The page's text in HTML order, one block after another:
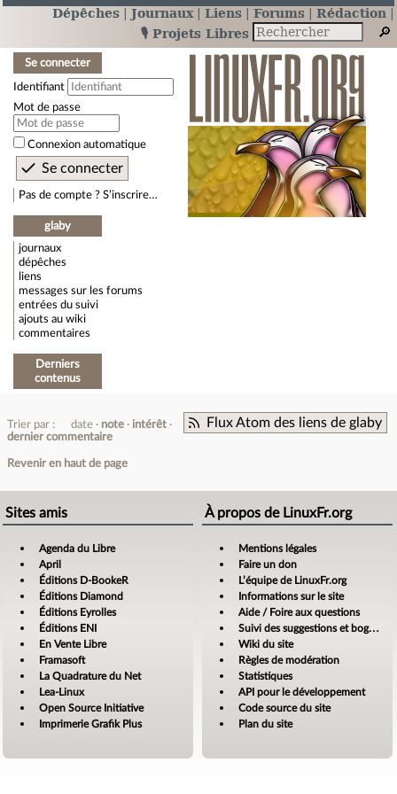
Dépêches Journaux Liens Forums
Rédaction
🎙️ Projets Libres
Se connecter
Identifiant
Mot de passe
Connexion automatique
Pas de compte ? S’inscrire…
glaby
journaux
dépêches
liens
messages sur les forums
entrées du suivi
ajouts au wiki
commentaires
Derniers
contenus
Flux Atom des liens de glaby
Trier par : date note
intérêt
dernier commentaire
Revenir en haut de page
Sites amis
Agenda du Libre
April
Éditions D-BookeR
Éditions Diamond
Éditions Eyrolles
Éditions ENI
En Vente Libre
Framasoft
La Quadrature du Net
Lea-Linux
Open Source Initiative
Imprimerie Grafik Plus
À propos de LinuxFr.org
Mentions légales
Faire un don
L’équipe de LinuxFr.org
Informations sur le site
Aide / Foire aux questions
Suivi des suggestions et bogues
Wiki du site
Règles de modération
Statistiques
API pour le développement
Code source du site
Plan du site